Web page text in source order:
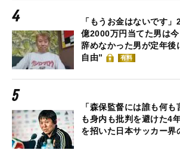
「もうお金はないです
億2000万円当てた男は
辞めなかった男が定年後
自由”
有料
「森保監督には誰も何
も身内も批判を避けた4
を招いた日本サッカー界